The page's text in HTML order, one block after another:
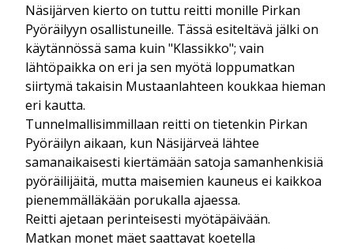
Näsijärven kierto on tuttu reitti monille Pirkan
Pyöräilyyn osallistuneille. Tässä esiteltävä jälki on
käytännössä sama kuin "Klassikko"; vain
lähtöpaikka on eri ja sen myötä loppumatkan
siirtymä takaisin Mustaanlahteen koukkaa hieman
eri kautta.
Tunnelmallisimmillaan reitti on tietenkin Pirkan
Pyöräilyn aikaan, kun Näsijärveä lähtee
samanaikaisesti kiertämään satoja samanhenkisiä
pyöräilijäitä, mutta maisemien kauneus ei kaikkoa
pienemmälläkään porukalla ajaessa.
Reitti ajetaan perinteisesti myötäpäivään.
Matkan monet mäet saattavat koetella